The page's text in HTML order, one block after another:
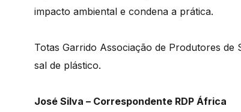
impacto ambiental e condena a prática.
Totas Garrido Associação de Produtores
sal de plástico.
José Silva – Correspondente RDP África